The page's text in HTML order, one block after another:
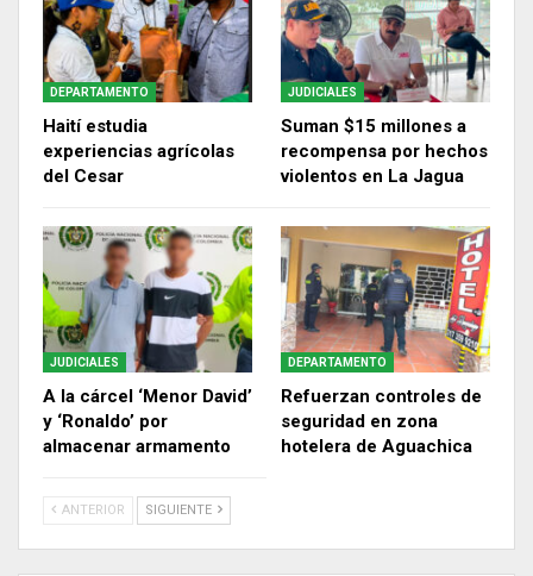
DEPARTAMENTO
Haití estudia
experiencias agrícolas
del Cesar
JUDICIALES
Suman $15 millones a
recompensa por hechos
violentos en La Jagua
JUDICIALES
A la cárcel ‘Menor David’
y ‘Ronaldo’ por
almacenar armamento
DEPARTAMENTO
Refuerzan controles de
seguridad en zona
hotelera de Aguachica
ANTERIOR SIGUIENTE